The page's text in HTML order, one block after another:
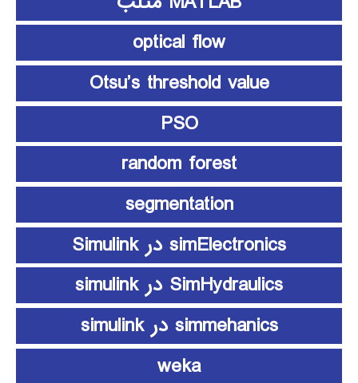
optical flow
Otsu’s threshold value
PSO
random forest
segmentation
simElectronics در Simulink
SimHydraulics در simulink
simmehanics در simulink
weka